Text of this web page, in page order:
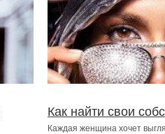
Как найти свои
Каждая женщина хочет